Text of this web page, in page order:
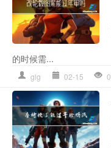
的时候需...
glg 02-15 0